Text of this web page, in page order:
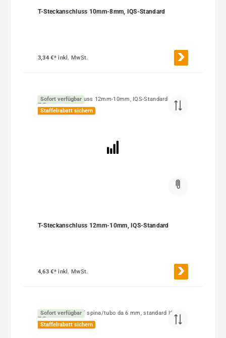
T-Steckanschluss 10mm-8mm, IQS-Standard
3,34 €*inkl. MwSt.
Sofort verfügbar
Staffelrabatt sichern
T-Steckanschluss 12mm-10mm, IQS-Standard
4,63 €*inkl. MwSt.
Sofort verfügbar
Staffelrabatt sichern